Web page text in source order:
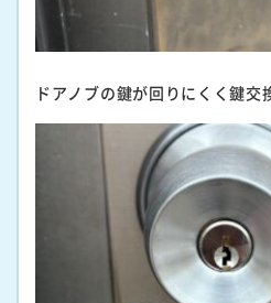
ドアノブの鍵が回りにくく鍵交